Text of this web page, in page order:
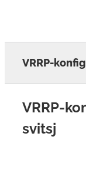
VRRP-
VRRP-
svitsj